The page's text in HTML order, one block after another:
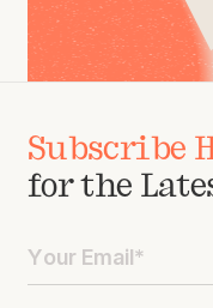
Subscribe
for the